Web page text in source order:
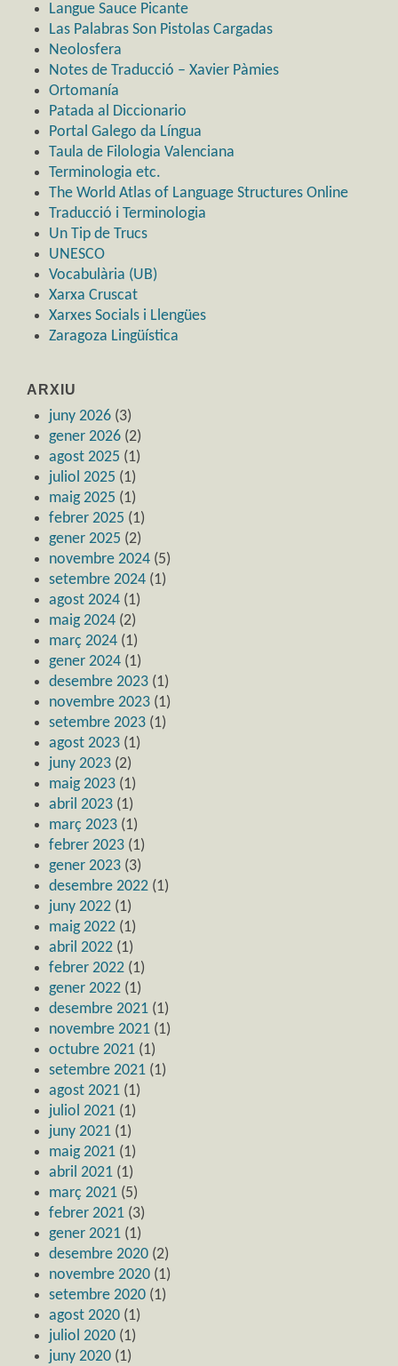
Langue Sauce Picante
Las Palabras Son Pistolas Cargadas
Neolosfera
Notes de Traducció – Xavier Pàmies
Ortomanía
Patada al Diccionario
Portal Galego da Língua
Taula de Filologia Valenciana
Terminologia etc.
The World Atlas of Language Structures Online
Traducció i Terminologia
Un Tip de Trucs
UNESCO
Vocabulària (UB)
Xarxa Cruscat
Xarxes Socials i Llengües
Zaragoza Lingüística
ARXIU
juny 2026 (3)
gener 2026 (2)
agost 2025 (1)
juliol 2025 (1)
maig 2025 (1)
febrer 2025 (1)
gener 2025 (2)
novembre 2024 (5)
setembre 2024 (1)
agost 2024 (1)
maig 2024 (2)
març 2024 (1)
gener 2024 (1)
desembre 2023 (1)
novembre 2023 (1)
setembre 2023 (1)
agost 2023 (1)
juny 2023 (2)
maig 2023 (1)
abril 2023 (1)
març 2023 (1)
febrer 2023 (1)
gener 2023 (3)
desembre 2022 (1)
juny 2022 (1)
maig 2022 (1)
abril 2022 (1)
febrer 2022 (1)
gener 2022 (1)
desembre 2021 (1)
novembre 2021 (1)
octubre 2021 (1)
setembre 2021 (1)
agost 2021 (1)
juliol 2021 (1)
juny 2021 (1)
maig 2021 (1)
abril 2021 (1)
març 2021 (5)
febrer 2021 (3)
gener 2021 (1)
desembre 2020 (2)
novembre 2020 (1)
setembre 2020 (1)
agost 2020 (1)
juliol 2020 (1)
juny 2020 (1)